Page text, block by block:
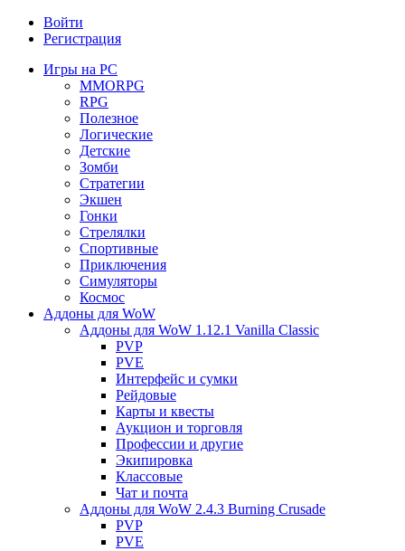
Войти
Регистрация
Игры на PC
MMORPG
RPG
Полезное
Логические
Детские
Зомби
Стратегии
Экшен
Гонки
Стрелялки
Спортивные
Приключения
Симуляторы
Космос
Аддоны для WoW
Аддоны для WoW 1.12.1 Vanilla Classic
PVP
PVE
Интерфейс и сумки
Рейдовые
Карты и квесты
Аукцион и торговля
Профессии и другие
Экипировка
Классовые
Чат и почта
Аддоны для WoW 2.4.3 Burning Crusade
PVP
PVE